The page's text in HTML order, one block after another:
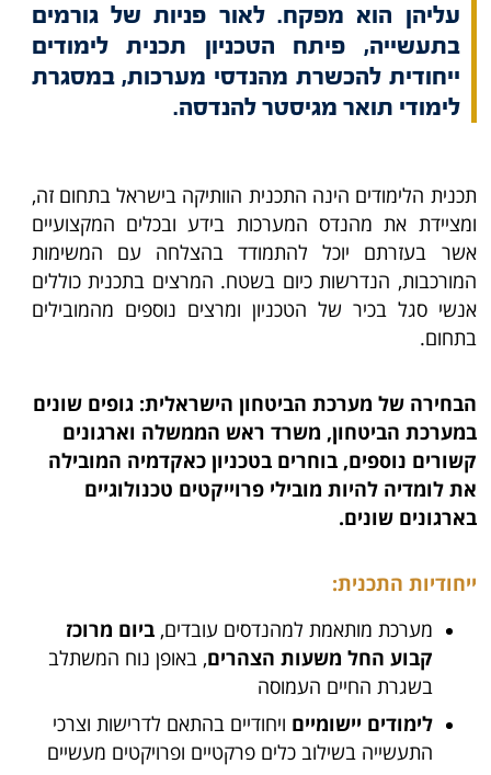
עליהן הוא מפקח. לאור פניות של גורמים
בתעשייה, פיתח הטכניון תכנית לימודים
ייחודית להכשרת מהנדסי מערכות, במסגרת
לימודי תואר מגיסטר להנדסה.
תכנית הלימודים הינה התכנית הוותיקה בישראל בתחום זה,
ומציידת את מהנדס המערכות בידע ובכלים המקצועיים
אשר בעזרתם יוכל להתמודד בהצלחה עם המשימות
המורכבות, הנדרשות כיום בשטח. המרצים בתכנית כוללים
אנשי סגל בכיר של הטכניון ומרצים נוספים מהמובילים
בתחום.
הבחירה של מערכת הביטחון הישראלית: גופים שונים
במערכת הביטחון, משרד ראש הממשלה וארגונים
קשורים נוספים, בוחרים בטכניון כאקדמיה המובילה
את לומדיה להיות מובילי פרוייקטים טכנולוגיים
בארגונים שונים.
ייחודיות התכנית:
מערכת מותאמת למהנדסים עובדים,ביום מרוכז
קבוע החל משעות הצהרים, באופן נוח המשתלב
בשגרת החיים העמוסה
לימודים יישומיים ויחודיים בהתאם לדרישות וצרכי
התעשייה בשילוב כלים פרקטיים ופרויקטים מעשיים